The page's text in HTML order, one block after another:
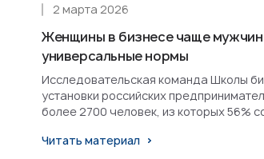
Женщины в бизнесе чаще
универсальные нормы
2 марта 2026
Исследовательская команда Школы
установки российских
более 2700 человек, из которых 56%
Читать материал